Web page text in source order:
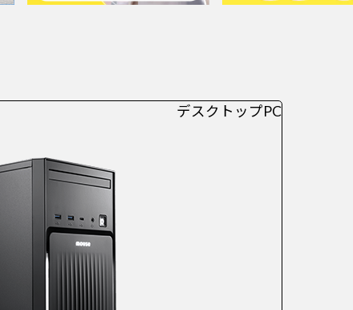
デスクトップPC